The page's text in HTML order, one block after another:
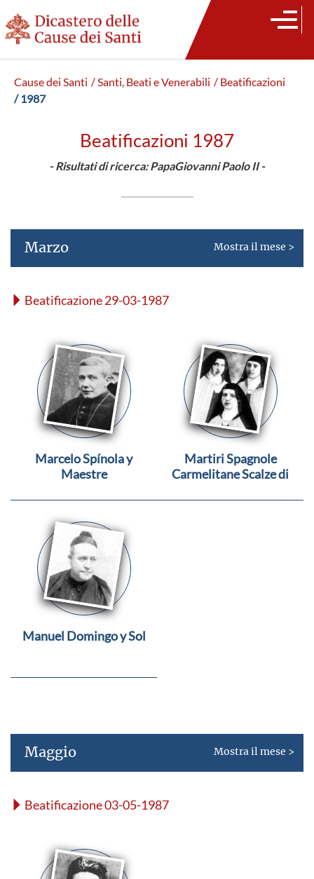
Cause dei Santi / Santi, Beati e Venerabili / Beatificazioni
/ 1987
Beatificazioni 1987
- Risultati di ricerca: PapaGiovanni Paolo II -
Marzo Mostra il mese >
Beatificazione 29-03-1987
Marcelo Spínola y
Maestre
Martiri Spagnole
Carmelitane Scalze di
Manuel Domingo y Sol
Maggio Mostra il mese >
Beatificazione 03-05-1987